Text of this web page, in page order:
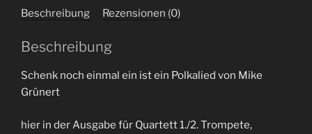
(Brass-
)
Beschreibung Rezensionen (0)
Beschreibung
Schenk noch einmal ein ist ein Polkalied von Mike
Grünert
hier in der Ausgabe für Quartett 1./2. Trompete,